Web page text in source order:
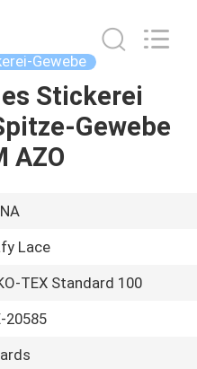
Gewebe
Stickerei
Gewebe
AZO
Lace
TEX Standard 100
20585